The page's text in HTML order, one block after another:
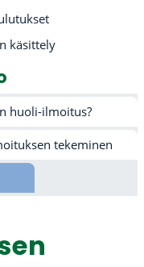
käsittely
huoli-ilmoitus?
tekeminen